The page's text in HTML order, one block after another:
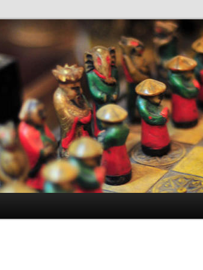
de Bachillerato